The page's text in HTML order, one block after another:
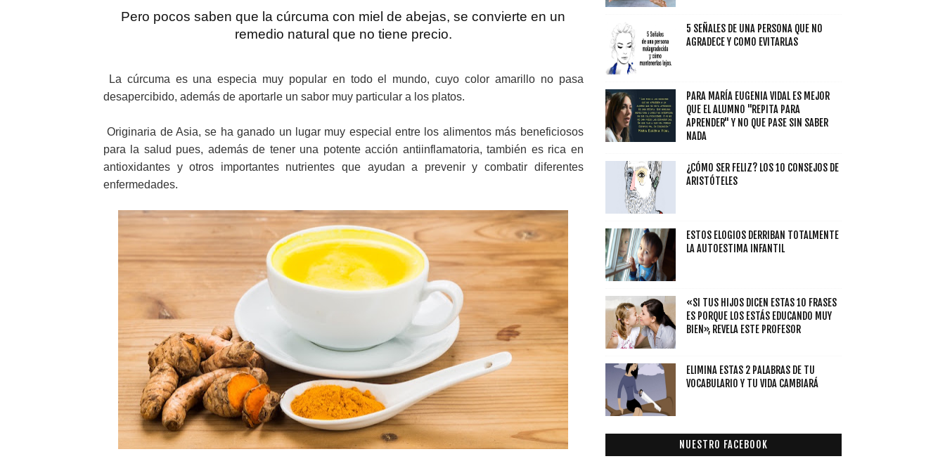
Pero pocos saben que la cúrcuma con miel de abejas, se convierte en un
remedio natural que no tiene precio.
La cúrcuma es una especia muy popular en todo el mundo, cuyo color amarillo no pasa
desapercibido, además de aportarle un sabor muy particular a los platos.
Originaria de Asia, se ha ganado un lugar muy especial entre los alimentos más beneficiosos
para la salud pues, además de tener una potente acción antiinflamatoria, también es rica en
antioxidantes y otros importantes nutrientes que ayudan a prevenir y combatir diferentes
enfermedades.
5 SEÑALES DE UNA PERSONA QUE NO
AGRADECE Y COMO EVITARLAS
PARA MARÍA EUGENIA VIDAL ES MEJOR
QUE EL ALUMNO "REPITA PARA
APRENDER" Y NO QUE PASE SIN SABER
NADA
¿CÓMO SER FELIZ? LOS 10 CONSEJOS DE
ARISTÓTELES
ESTOS ELOGIOS DERRIBAN TOTALMENTE
LA AUTOESTIMA INFANTIL
«SI TUS HIJOS DICEN ESTAS 10 FRASES
ES PORQUE LOS ESTÁS EDUCANDO MUY
BIEN», REVELA ESTE PROFESOR
ELIMINA ESTAS 2 PALABRAS DE TU
VOCABULARIO Y TU VIDA CAMBIARÁ
NUESTRO FACEBOOK